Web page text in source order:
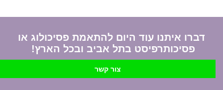
דברו איתנו עוד היום להתאמת פסיכולוג או
פסיכותרפיסט בתל אביב ובכל הארץ!
צור קשר